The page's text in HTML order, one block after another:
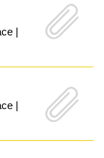
|
|